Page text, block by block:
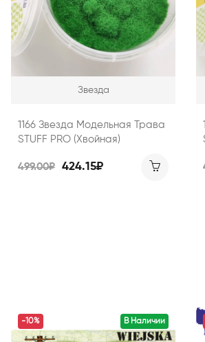
Звезда
1166 Звезда Модельная Трава
STUFF PRO (Хвойная)
499.00₽ 424.15₽
В Наличии
-10%